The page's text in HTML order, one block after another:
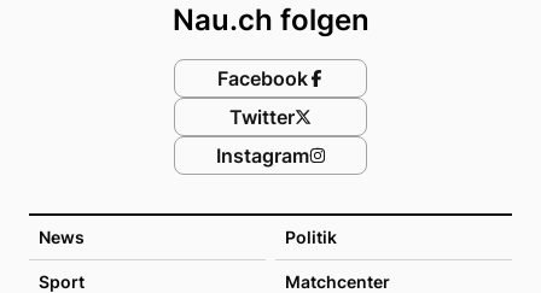
News Politik
Sport Matchcenter
Nau.ch folgen
Facebook
Twitter
Instagram